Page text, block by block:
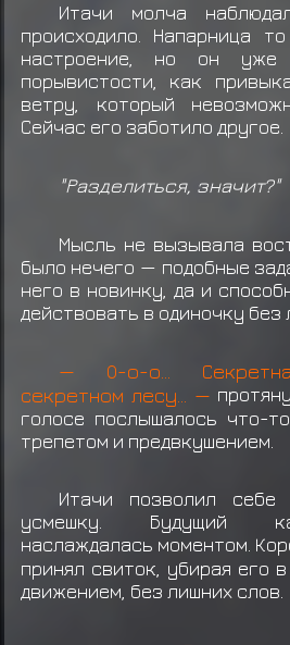
Исе Удон Сарутоби Кэт
Учиха Итачи получил
ранга C
Учиха Итачиполучил
ранга
ранга
Учиха Итачи получил
ранга B
Учиха Шисуи получил
ранга C
Учиха Шисуи
теряет
Учиха Шисуиполучил
ранга
Итачи молча
происходило. Напарница
настроение, но он
порывистости, как
ветру, который
Сейчас его заботило другое.
"Разделиться, значит?"
Мысль не вызывала
было нечего — подобные
него в новинку, да и
действовать в одиночку без
— О-о-о...
секретном лесу... —
голосе послышалось что-
трепетом и предвкушением.
Итачи позволил себе
усмешку. Будущий
наслаждалась моментом.
принял свиток, убирая его
движением, без лишних слов.